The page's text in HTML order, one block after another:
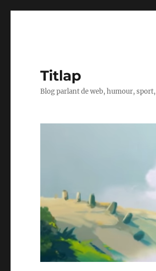
Titlap
Blog parlant de web, humour,